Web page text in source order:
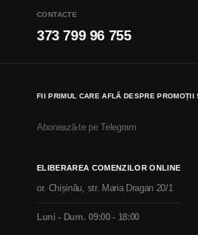
CONTACTE
373 799 96 755
FII PRIMUL CARE AFLĂ DESPRE PROMOȚII
Abonează-te pe Telegram
ELIBERAREA COMENZILOR ONLINE
or. Chișinău, str. Maria Dragan 20/1
Luni - Dum. 09:00 - 18:00